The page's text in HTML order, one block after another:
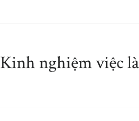
Kinh nghiệm việc